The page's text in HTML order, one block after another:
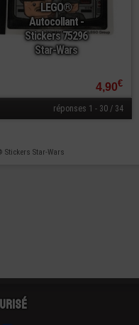
LEGO®
Autocollant -
Stickers 75296
Star-Wars
4,90€
réponses 1 - 30 / 34
Stickers Star-Wars